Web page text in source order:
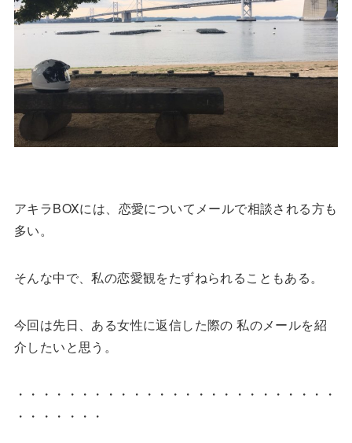
アキラBOXには、恋愛についてメールで相談される方も
多い。
そんな中で、私の恋愛観をたずねられることもある。
今回は先日、ある女性に返信した際の 私のメールを紹
介したいと思う。
・・・・・・・・・・・・・・・・・・・・・・・・・
・・・・・・・